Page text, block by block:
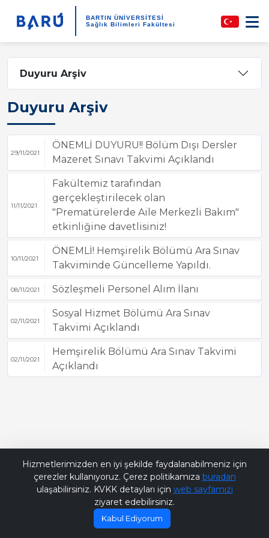
BARTIN ÜNİVERSİTESİ
Sağlık Bilimleri Fakültesi
Duyuru Arşiv
Duyuru Arşiv
29/11/2021
ÖNEMLİ DUYURU!! Bölüm Dışı Dersler
Mazeret Sınavı Takvimi Açıklandı
11/11/2021
Fakültemiz tarafından
gerçekleştirilecek olan
"Prematürelerde Aile Merkezli Bakım"
etkinliğine davetlisiniz!
10/11/2021
ÖNEMLİ! Hemşirelik Bölümü Ara Sınav
Takviminde Güncelleme Yapıldı.
08/11/2021 Sözleşmeli Personel Alım İlanı
02/11/2021
Sosyal Hizmet Bölümü Ara Sınav
Takvimi Açıklandı
02/11/2021
Hemşirelik Bölümü Ara Sınav Takvimi
Açıklandı
Hizmetlerimizden en iyi şekilde faydalanabilmeniz için
çerezler kullanıyoruz. Çerez politikamıza buradan
ulaşabilirsiniz. KVKK detayları için web sayfamızı
ziyaret edebilirsiniz.
Kabul Ediyorum
Bana Soru Sor | Ask Me